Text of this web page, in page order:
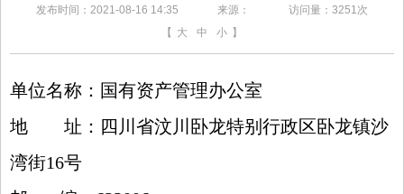
发布时间：2021-08-16 14:35 来源： 访问量： 3251次
【 大 中 小 】
单位名称： 国有资产管理办公室
地
址： 四川省汶川卧龙特别行政区卧龙镇沙
湾街16号